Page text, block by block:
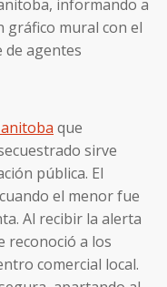
que
sirve
pública. El
el menor fue
Al recibir la alerta
reconoció a los
comercial local.